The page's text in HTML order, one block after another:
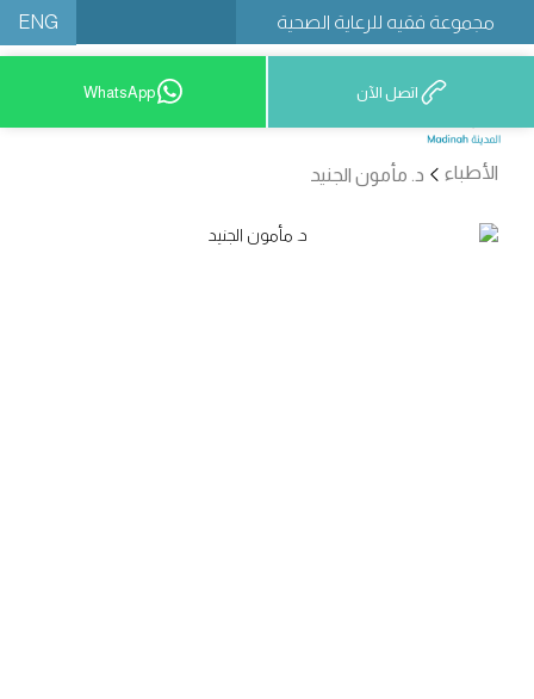
مجموعة فقيه للرعاية الصحية ENG
12777 9200 اتصل الآن WhatsApp
الأطباء د. مأمون الجنيد